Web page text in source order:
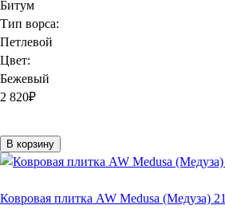
Битум
Тип ворса:
Петлевой
Цвет:
Бежевый
2 820₽
В корзину
Ковровая плитка AW Medusa (Медуза) 21